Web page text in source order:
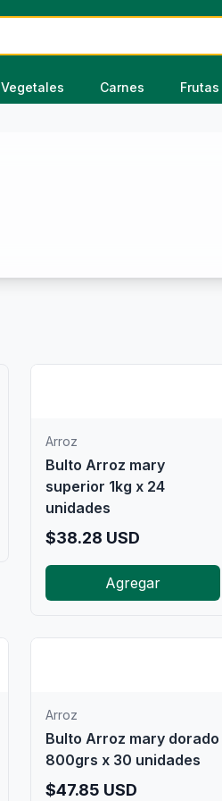
Vegetales Carnes Frutas
Arroz
Bulto Arroz mary
superior 1kg x 24
unidades
$38.28 USD
Agregar
Arroz
Bulto Arroz mary dorado
800grs x 30 unidades
$47.85 USD